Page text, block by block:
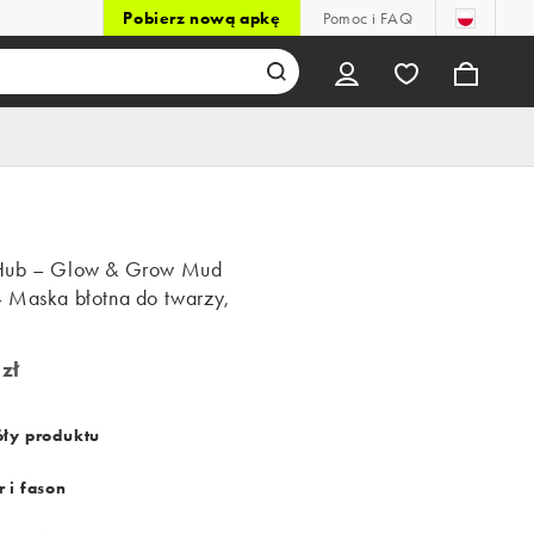
Pobierz nową apkę Pomoc i FAQ
– Glow & Grow Mud
Maska błotna do twarzy,
produktu
i fason